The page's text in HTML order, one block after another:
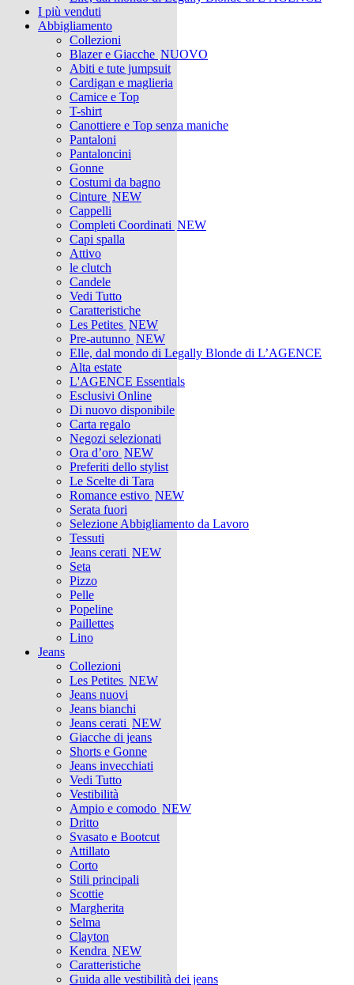
I più venduti
Abbigliamento
Collezioni
Blazer e Giacche NUOVO
Abiti e tute jumpsuit
Cardigan e maglieria
Camice e Top
T-shirt
Canottiere e Top senza maniche
Pantaloni
Pantaloncini
Gonne
Costumi da bagno
Cinture NEW
Cappelli
Completi Coordinati NEW
Capi spalla
Attivo
le clutch
Candele
Vedi Tutto
Caratteristiche
Les Petites NEW
Pre-autunno NEW
Elle, dal mondo di Legally Blonde di L’AGENCE
Alta estate
L'AGENCE Essentials
Esclusivi Online
Di nuovo disponibile
Carta regalo
Negozi selezionati
Ora d’oro NEW
Preferiti dello stylist
Le Scelte di Tara
Romance estivo NEW
Serata fuori
Selezione Abbigliamento da Lavoro
Tessuti
Jeans cerati NEW
Seta
Pizzo
Pelle
Popeline
Paillettes
Lino
Jeans
Collezioni
Les Petites NEW
Jeans nuovi
Jeans bianchi
Jeans cerati NEW
Giacche di jeans
Shorts e Gonne
Jeans invecchiati
Vedi Tutto
Vestibilità
Ampio e comodo NEW
Dritto
Svasato e Bootcut
Attillato
Corto
Stili principali
Scottie
Margherita
Selma
Clayton
Kendra NEW
Caratteristiche
Guida alle vestibilità dei jeans